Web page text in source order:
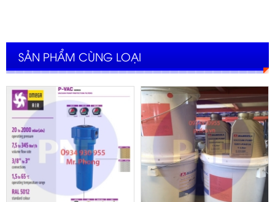
SẢN PHẨM CÙNG LOẠI